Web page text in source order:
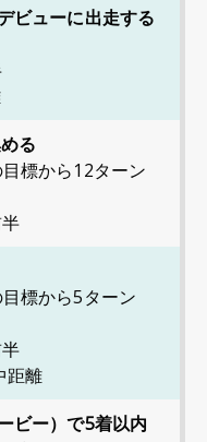
ビューに出走する
る
標から12ターン
標から5ターン
距離
ビー）で5着以内